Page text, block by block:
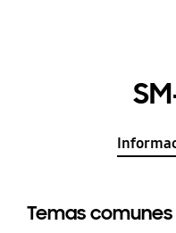
Temas comunes